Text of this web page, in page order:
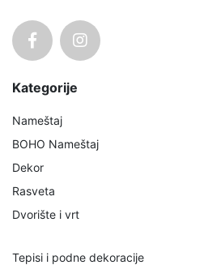
Kategorije
Nameštaj
BOHO Nameštaj
Dekor
Rasveta
Dvorište i vrt
Tepisi i podne dekoracije